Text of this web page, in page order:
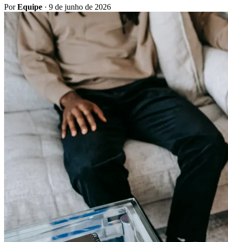
PorEquipe · 9 de junho de 2026